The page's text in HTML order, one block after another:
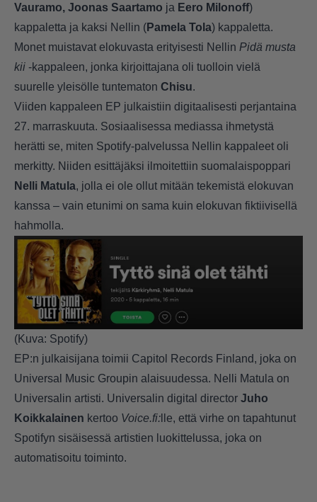
Vauramo, Joonas Saartamo ja Eero Milonoff)
kappaletta ja kaksi Nellin (Pamela Tola) kappaletta.
Monet muistavat elokuvasta erityisesti Nellin Pidä musta
kii -kappaleen, jonka kirjoittajana oli tuolloin vielä
suurelle yleisölle tuntematon Chisu.
Viiden kappaleen EP julkaistiin digitaalisesti perjantaina
27. marraskuuta. Sosiaalisessa mediassa ihmetystä
herätti se, miten Spotify-palvelussa Nellin kappaleet oli
merkitty. Niiden esittäjäksi ilmoitettiin suomalaispoppari
Nelli Matula, jolla ei ole ollut mitään tekemistä elokuvan
kanssa – vain etunimi on sama kuin elokuvan fiktiivisellä
hahmolla.
(Kuva: Spotify)
EP:n julkaisijana toimii Capitol Records Finland, joka on
Universal Music Groupin alaisuudessa. Nelli Matula on
Universalin artisti. Universalin digital director Juho
Koikkalainen kertoo Voice.fi: lle, että virhe on tapahtunut
Spotifyn sisäisessä artistien luokittelussa, joka on
automatisoitu toiminto.